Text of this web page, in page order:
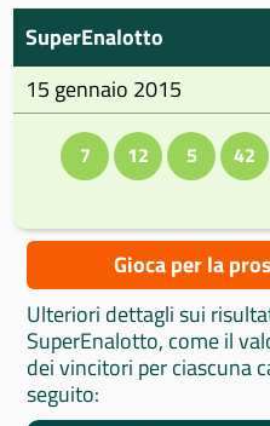
SuperEnalotto
15 gennaio 2015
7 12 5 42
Gioca per la
Ulteriori dettagli sui
SuperEnalotto, come il
dei vincitori per ciascuna
seguito: